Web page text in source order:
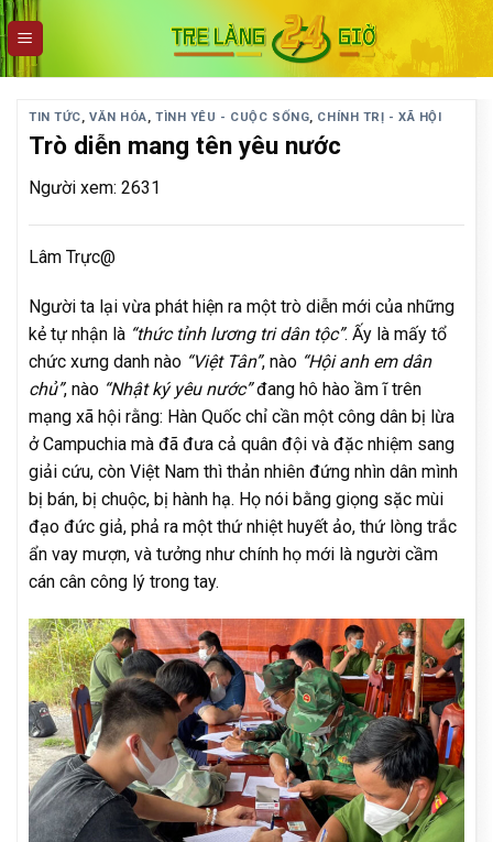
Skip
to
content
TIN TỨC,VĂN HÓA,TÌNH YÊU - CUỘC SỐNG, CHÍNH TRỊ - XÃ HỘI
Trò diễn mang tên yêu nước
Người xem: 2631
Lâm Trực@
Người ta lại vừa phát hiện ra một trò diễn mới của những
kẻ tự nhận là “thức tỉnh lương tri dân tộc”. Ấy là mấy tổ
chức xưng danh nào “Việt Tân”, nào “Hội anh em dân
chủ”, nào “Nhật ký yêu nước”đang hô hào ầm ĩ trên
mạng xã hội rằng: Hàn Quốc chỉ cần một công dân bị lừa
ở Campuchia mà đã đưa cả quân đội và đặc nhiệm sang
giải cứu, còn Việt Nam thì thản nhiên đứng nhìn dân mình
bị bán, bị chuộc, bị hành hạ. Họ nói bằng giọng sặc mùi
đạo đức giả, phả ra một thứ nhiệt huyết ảo, thứ lòng trắc
ẩn vay mượn, và tưởng như chính họ mới là người cầm
cán cân công lý trong tay.